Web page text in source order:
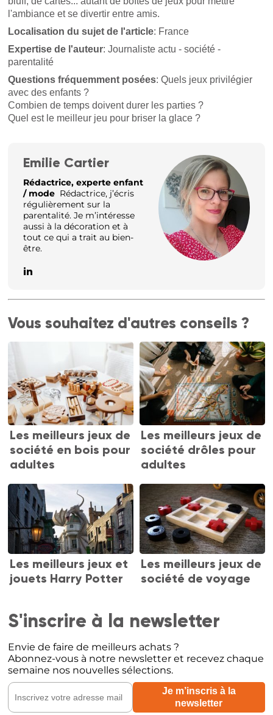
l'ambiance et se divertir entre amis.
Localisation du sujet de l'article: France
Expertise de l'auteur: Journaliste actu - société -
parentalité
Questions fréquemment posées: Quels jeux privilégier
avec des enfants ?
Combien de temps doivent durer les parties ?
Quel est le meilleur jeu pour briser la glace ?
Emilie Cartier
Rédactrice, experte enfant
/ mode Rédactrice, j’écris
régulièrement sur la
parentalité. Je m’intéresse
aussi à la décoration et à
tout ce qui a trait au bien-
être.
Vous souhaitez d'autres conseils ?
Les meilleurs jeux de
société en bois pour
adultes
Les meilleurs jeux de
société drôles pour
adultes
Les meilleurs jeux et
jouets Harry Potter
Les meilleurs jeux de
société de voyage
S'inscrire à la newsletter
Envie de faire de meilleurs achats ?
Abonnez-vous à notre newsletter et recevez chaque
semaine nos nouvelles sélections.